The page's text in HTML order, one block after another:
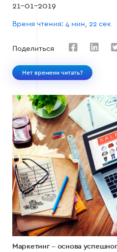
21-01-2019
Время чтения: 4 мин, 22 сек
Поделиться
Нет времени читать?
Маркетинг ‒ основа